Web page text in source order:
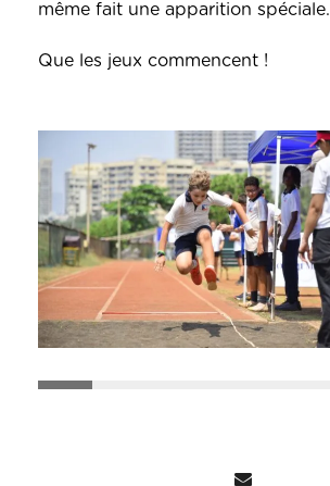
même fait une apparition spéciale.
Que les jeux commencent !